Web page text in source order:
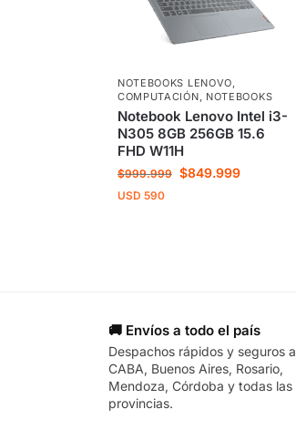
NOTEBOOKS LENOVO,
COMPUTACIÓN, NOTEBOOKS
Notebook Lenovo Intel i3-
N305 8GB 256GB 15.6
FHD W11H
$999.999 $849.999
USD 590
🚚 Envíos a todo el país
Despachos rápidos y seguros a
CABA, Buenos Aires, Rosario,
Mendoza, Córdoba y todas las
provincias.